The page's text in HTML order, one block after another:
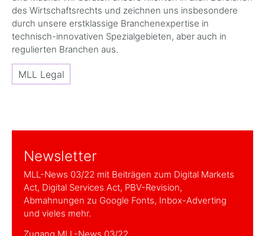
des Wirtschaftsrechts und zeichnen uns insbesondere
durch unsere erstklassige Branchenexpertise in
technisch-innovativen Spezialgebieten, aber auch in
regulierten Branchen aus.
MLL Legal
Newsletter
MLL-News 03/22 mit Beiträgen zum Digital Markets
Act, Digital Services Act, PBV-Revision,
Abmahnungen zu Google Fonts, Inbox-Adverting
und vieles mehr.